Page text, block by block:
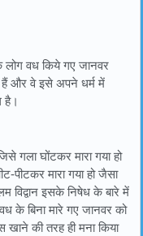
वध किये गए जानवर
हैं और वे इसे अपने धर्म में
है।
गला घोंटकर मारा गया हो
पीटकर मारा गया हो जैसा
इसके निषेध के बारे में
के बिना मारे गए जानवर को
खाने की तरह ही मना किया